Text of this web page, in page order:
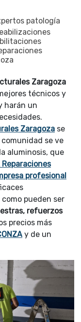
patología
Zaragoza
técnicos y
harán un
Zaragoza se
se ve
aluminosis, que
Reparaciones
profesional
como pueden ser
refuerzos
precios más
y de un